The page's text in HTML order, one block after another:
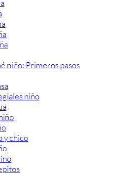
niño: Primeros pasos
niño
y chico